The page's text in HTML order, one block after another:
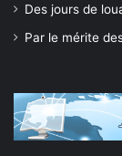
Des jours de
Par le mérite